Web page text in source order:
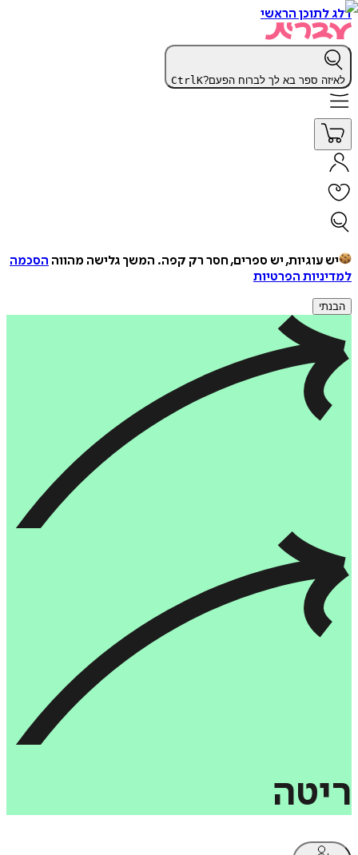
דלג לתוכן הראשי
לאיזה ספר בא לך לברוח הפעם? CtrlK
יש עוגיות, יש ספרים, חסר רק קפה. המשך גלישה מהווה הסכמה
למדיניות הפרטיות
הבנתי
ריטה